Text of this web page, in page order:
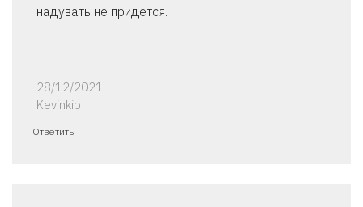
надувать не придется.
28/12/2021
Kevinkip
Ответить